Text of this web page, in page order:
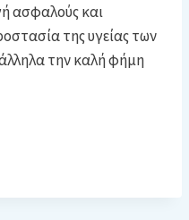
ασφαλούς και
της υγείας των
την καλή φήμη